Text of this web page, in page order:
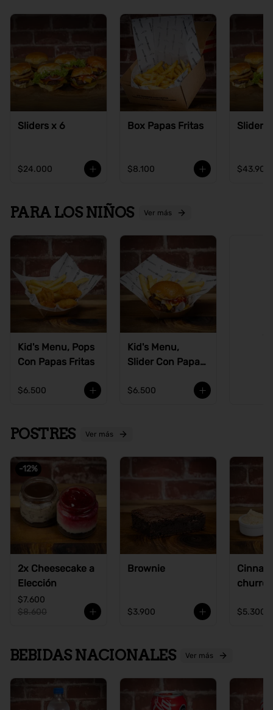
Sliders x 6
$24.000
Box Papas Fritas
$8.100
Sliders
$43.900
PARA LOS NIÑOS Ver más
Kid's Menu, Pops
Con Papas Fritas
$6.500
Kid's Menu,
Slider Con Papas
$6.500
POSTRES Ver más
-12%
2x Cheesecake a
Elección
$7.600
$8.600
Brownie
$3.900
churros
$5.300
BEBIDAS NACIONALES Ver más